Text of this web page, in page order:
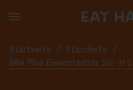
TO
Startseite / Standorte
/
Billa Plus Eisenstädter Str. 31